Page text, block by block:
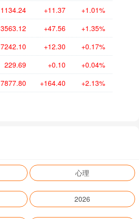
1134.24 +11.37 +1.01%
3563.12 +47.56 +1.35%
7242.10 +12.30 +0.17%
229.69 +0.10 +0.04%
7877.80 +164.40 +2.13%
心理
2026